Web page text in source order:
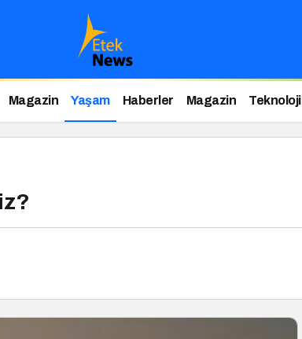
Magazin Yaşam Haberler Magazin Teknoloji